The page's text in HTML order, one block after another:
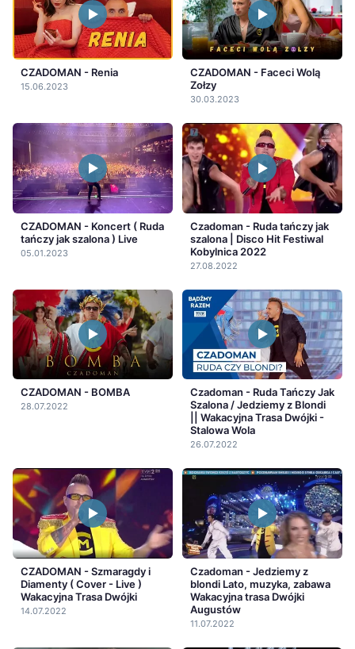
CZADOMAN - Renia
15.06.2023
CZADOMAN - Faceci Wolą
Zołzy
30.03.2023
CZADOMAN - Koncert ( Ruda
tańczy jak szalona ) Live
05.01.2023
Czadoman - Ruda tańczy jak
szalona | Disco Hit Festiwal
Kobylnica 2022
27.08.2022
CZADOMAN - BOMBA
28.07.2022
Czadoman - Ruda Tańczy Jak
Szalona / Jedziemy z Blondi
|| Wakacyjna Trasa Dwójki -
Stalowa Wola
26.07.2022
CZADOMAN - Szmaragdy i
Diamenty ( Cover - Live )
Wakacyjna Trasa Dwójki
14.07.2022
Czadoman - Jedziemy z
blondi Lato, muzyka, zabawa
Wakacyjna trasa Dwójki
Augustów
11.07.2022